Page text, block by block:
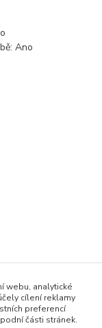
Ano
webu, analytické
cílení reklamy
preferencí
části stránek.